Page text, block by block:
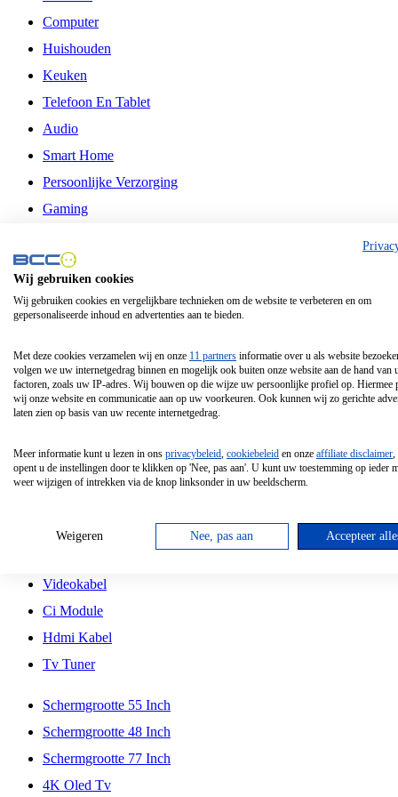
Computer
Huishouden
Keuken
Telefoon En Tablet
Audio
Smart Home
Persoonlijke Verzorging
Gaming
Philips
Schermgrootte 24 Inch
Schermgrootte 85 Inch
Schermgrootte 98 Inch
Tcl
Hd Led Tv
Antennekabel
Videokabel
Ci Module
Hdmi Kabel
Tv Tuner
Schermgrootte 55 Inch
Schermgrootte 48 Inch
Schermgrootte 77 Inch
4K Oled Tv
Wij gebruiken cookies
Wij gebruiken cookies en vergelijkbare technieken om de website te verbeteren en om
gepersonaliseerde inhoud en advertenties aan te bieden.
Met deze cookies verzamelen wij en onze 11 partners informatie over u als website
volgen we uw internetgedrag binnen en mogelijk ook buiten onze website aan de hand van
factoren, zoals uw IP-adres. Wij bouwen op die wijze uw persoonlijke profiel op. Hiermee
wij onze website en communicatie aan op uw voorkeuren. Ook kunnen wij zo gerichte
laten zien op basis van uw recente internetgedrag.
Meer informatie kunt u lezen in ons privacybeleid, cookiebeleid en onze affiliate disclaimer,
opent u de instellingen door te klikken op 'Nee, pas aan'. U kunt uw toestemming op ieder
weer wijzigen of intrekken via de knop linksonder in uw beeldscherm.
Weigeren Nee, pas aan Accepteer